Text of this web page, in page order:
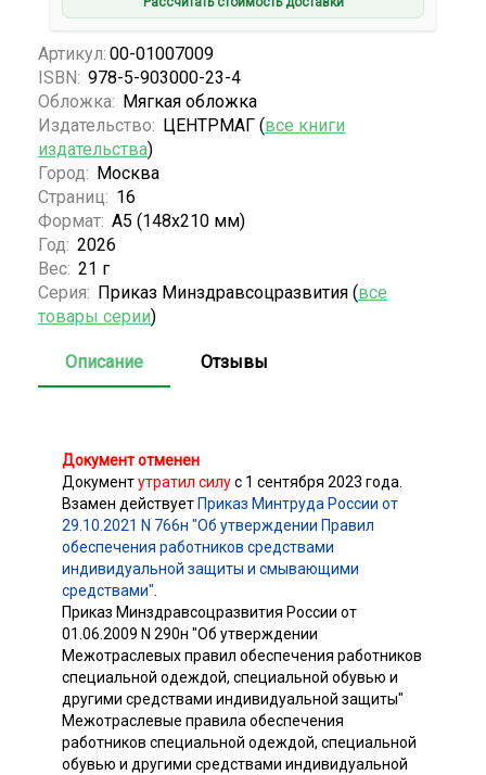
Артикул: 00-01007009
ISBN: 978-5-903000-23-4
Обложка: Мягкая обложка
Издательство: ЦЕНТРМАГ (все книги
издательства)
Город: Москва
Страниц: 16
Формат: А5 (148x210 мм)
Год: 2026
Вес: 21 г
Серия: Приказ Минздравсоцразвития (все
товары серии)
Описание Отзывы
Документ отменен
Документутратил силус 1 сентября 2023 года.
Взамен действует Приказ Минтруда России от
29.10.2021 N 766н "Об утверждении Правил
обеспечения работников средствами
индивидуальной защиты и смывающими
средствами".
Приказ Минздравсоцразвития России от
01.06.2009 N 290н "Об утверждении
Межотраслевых правил обеспечения работников
специальной одеждой, специальной обувью и
другими средствами индивидуальной защиты"
Межотраслевые правила обеспечения
работников специальной одеждой, специальной
обувью и другими средствами индивидуальной